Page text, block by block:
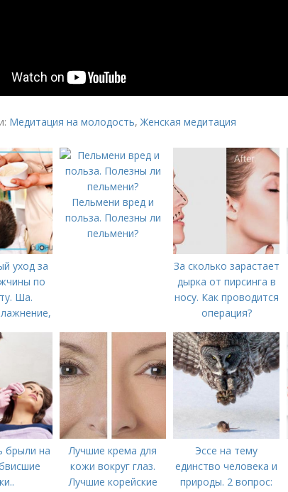
Медитация на молодость,Женская медитация
уход за
по
Ша.
Пельмени вред и
польза. Полезны ли
пельмени?
За сколько зарастает
дырка от пирсинга в
носу. Как проводится
операция?
брыли на
Лучшие крема для
кожи вокруг глаз.
Лучшие корейские
Эссе на тему
единство человека и
природы. 2 вопрос: